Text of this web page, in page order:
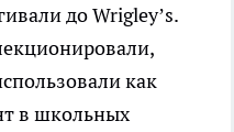
до Wrigley’s.
как
в школьных